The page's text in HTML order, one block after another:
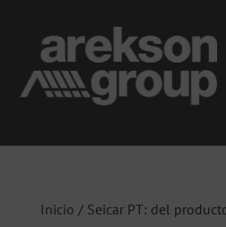
Inicio / Seicar PT: del